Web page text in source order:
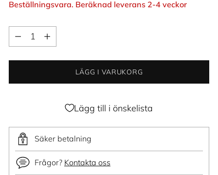
Beställningsvara. Beräknad leverans 2-4 veckor
Kvantitet
Kvantitet
LÄGG I VARUKORG
Lägg till i önskelista
Säker betalning
Frågor? Kontakta oss